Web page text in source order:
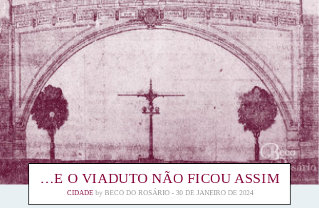
…E O VIADUTO NÃO FICOU ASSIM
CIDADE by BECO DO ROSÁRIO 30 DE JANEIRO DE 2024